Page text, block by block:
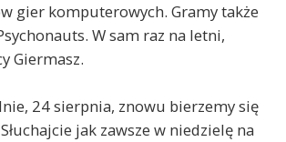
gier komputerowych. Gramy także
W sam raz na letni,
Giermasz.
24 sierpnia, znowu bierzemy się
jak zawsze w niedzielę na